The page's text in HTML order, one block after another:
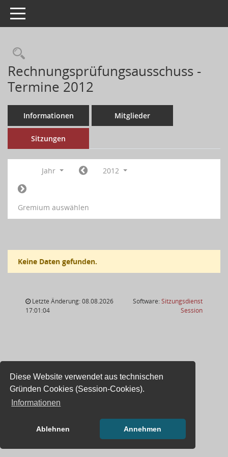
Diese Website verwendet aus technischen
Gründen Cookies (Session-Cookies).
Informationen
Ablehnen Annehmen
Toggle navigation
Rechnungsprüfungsausschuss -
Termine 2012
Informationen Mitglieder
Sitzungen
Jahr 2012
Gremium auswählen
Keine Daten gefunden.
Letzte Änderung: 08.08.2026
17:01:04
Software:Sitzungsdienst
Session(Wird in